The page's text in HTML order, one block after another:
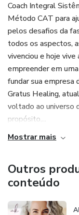
Coach Integral
Método CAT para
pelos desafios da
todos os aspectos,
vivenciou e hoje
empreender em
fundar sua empresa
Gratus Healing,
voltado ao universo
propósito,...
Mostrar mais
Outros
conteúdo